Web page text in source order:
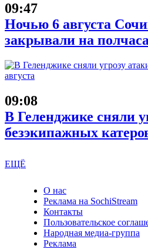
09:47
Ночью 6 августа
закрывали на полчаса
09:08
В Геленджике сняли
безэкипажных
ЕЩЁ
О нас
Реклама на SochiStream
Контакты
Пользовательское
Народная медиа-группа
Реклама